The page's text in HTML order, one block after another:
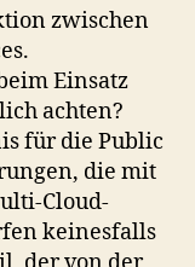
zwischen
Einsatz
achten?
für die Public
die mit
Cloud-
keinesfalls